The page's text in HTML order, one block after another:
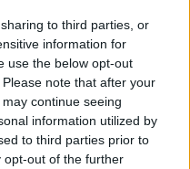
to third parties, or
information for
use the below opt-out
note that after your
continue seeing
information utilized by
to third parties prior to
opt-out of the further